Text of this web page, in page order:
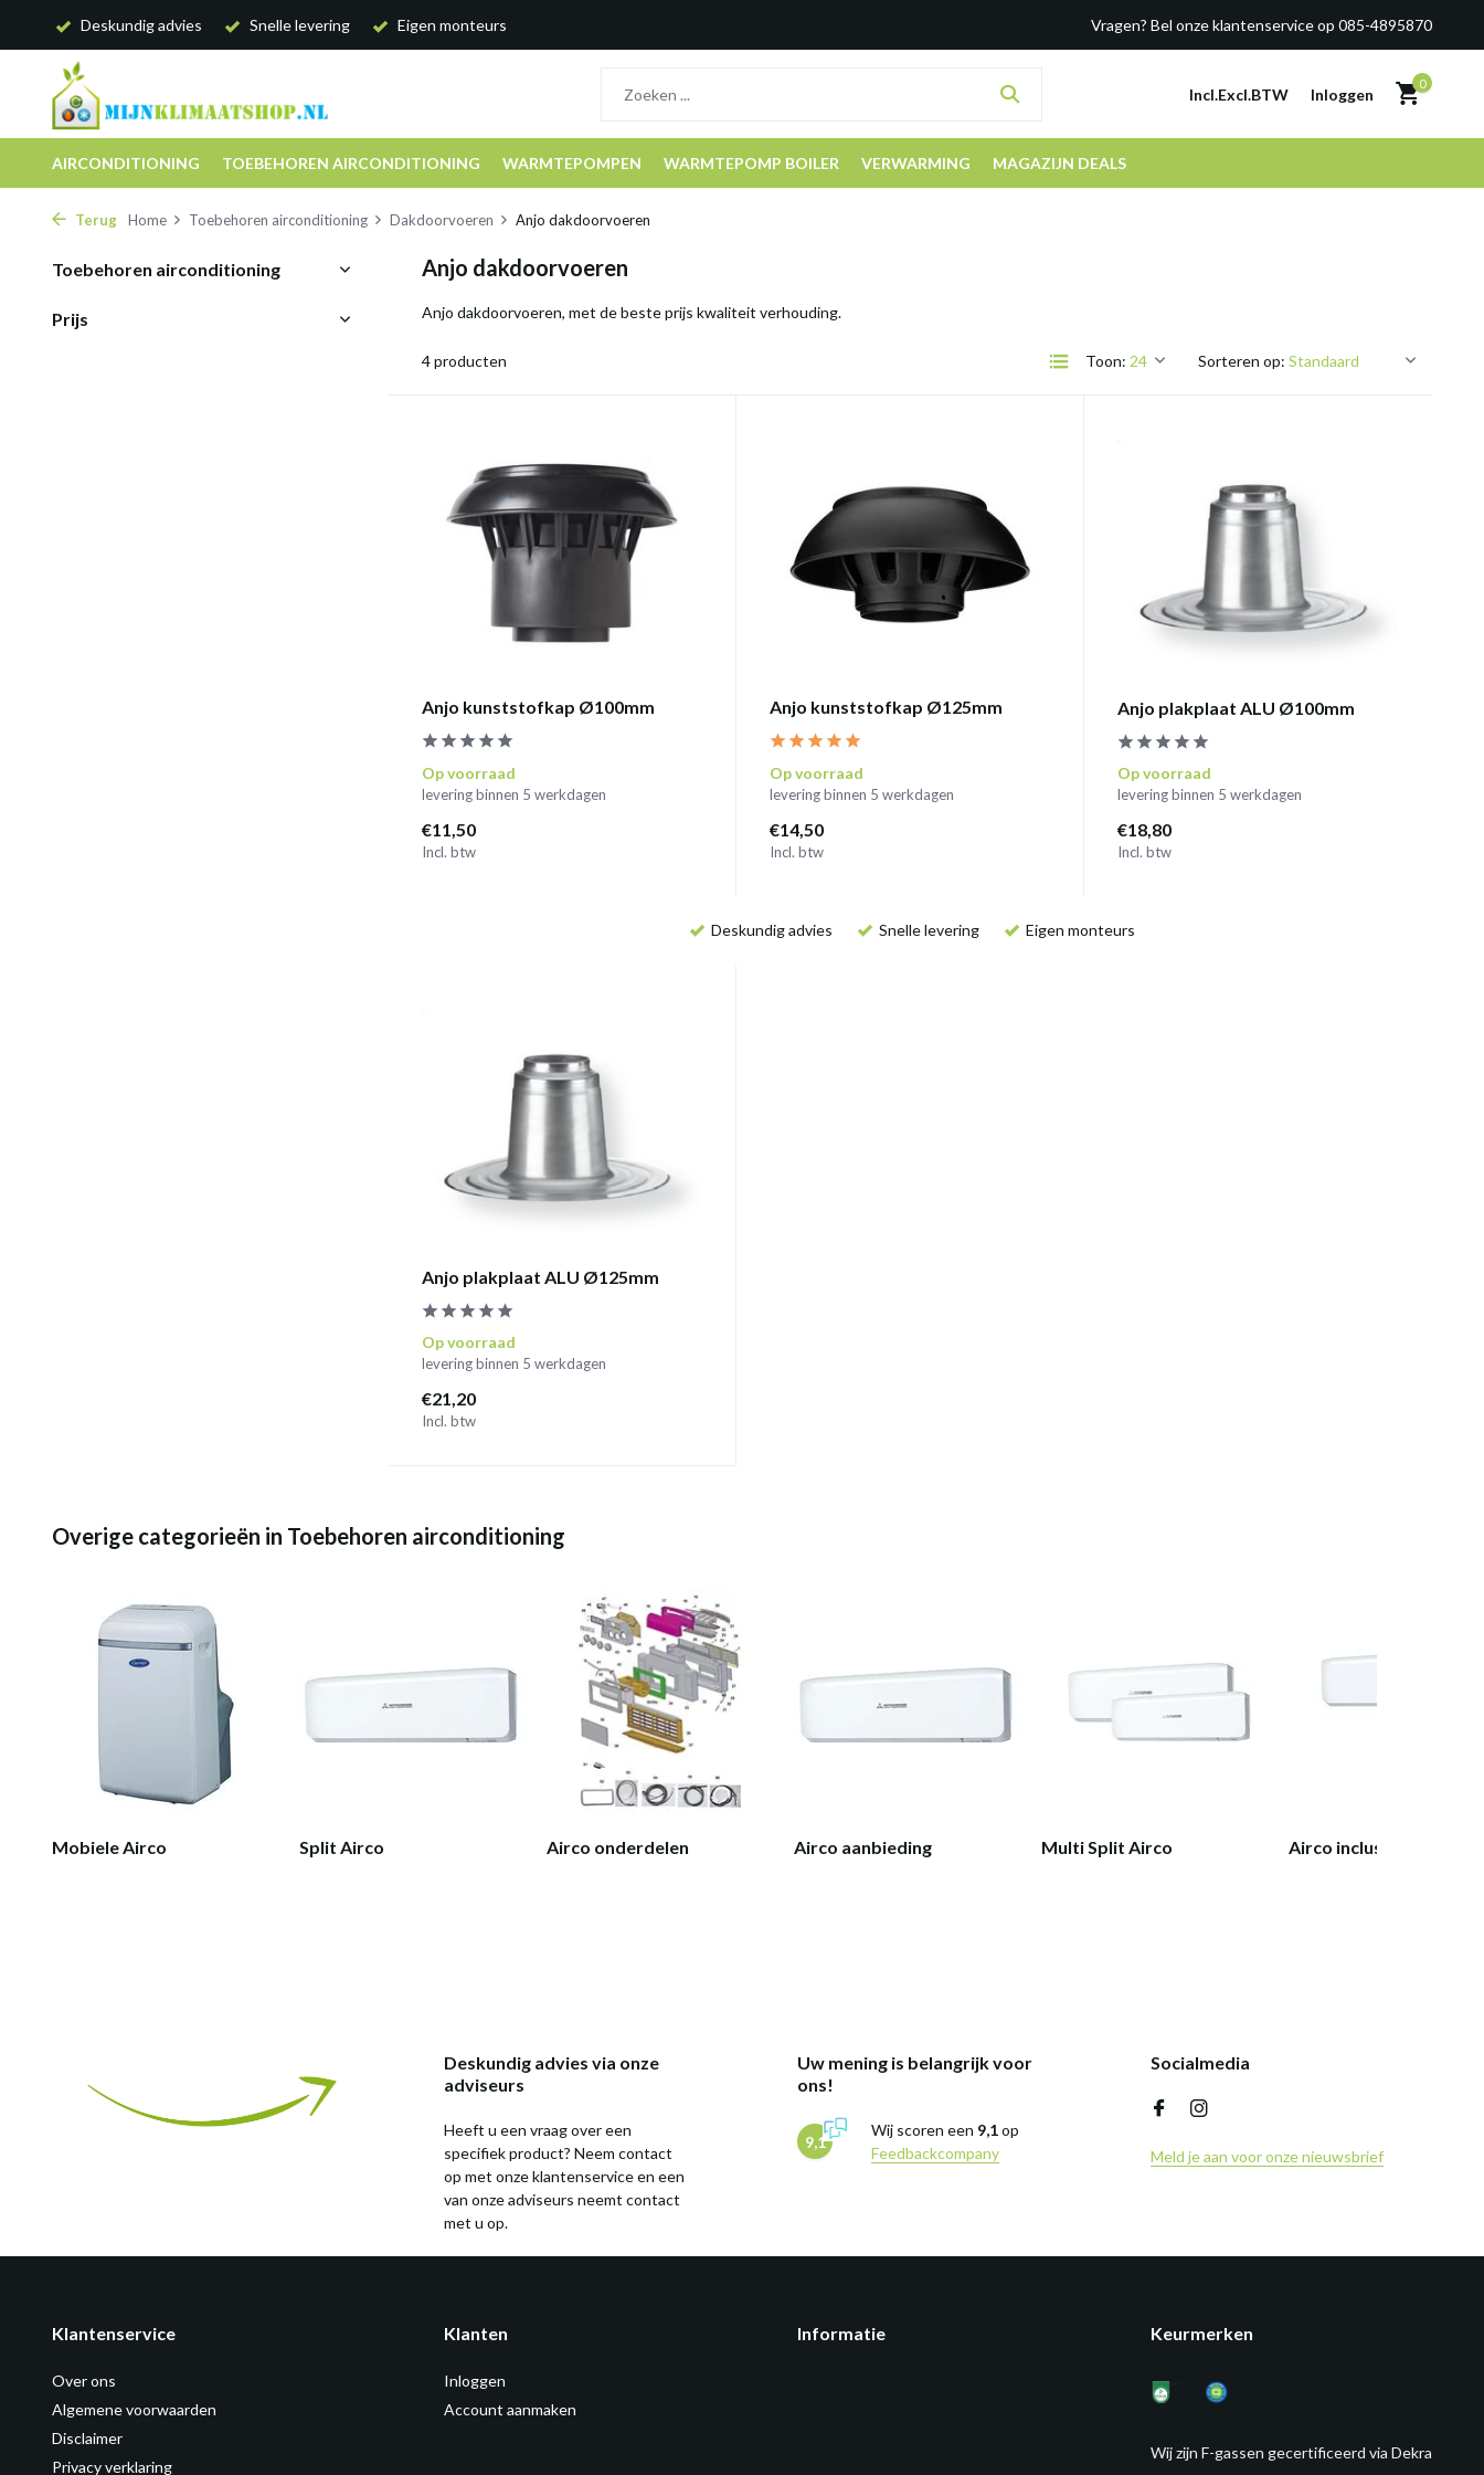
Deskundig advies Snelle levering Eigen monteurs Vragen? Bel onze klantenservice op 085-4895870
Incl.Excl.BTW Inloggen
0
AIRCONDITIONING TOEBEHOREN AIRCONDITIONING WARMTEPOMPEN WARMTEPOMP BOILER VERWARMING MAGAZIJN DEALS
Terug Home Toebehoren airconditioning Dakdoorvoeren Anjo dakdoorvoeren
Toebehoren airconditioning
Prijs
Anjo dakdoorvoeren
Anjo dakdoorvoeren, met de beste prijs kwaliteit verhouding.
4 producten Toon: Sorteren op:
Anjo kunststofkap Ø100mm
Op voorraad
levering binnen 5 werkdagen
€11,50
Incl. btw
Anjo kunststofkap Ø125mm
Op voorraad
levering binnen 5 werkdagen
€14,50
Incl. btw
Anjo plakplaat ALU Ø100mm
Op voorraad
levering binnen 5 werkdagen
€18,80
Incl. btw
Deskundig advies Snelle levering Eigen monteurs
Anjo plakplaat ALU Ø125mm
Op voorraad
levering binnen 5 werkdagen
€21,20
Incl. btw
Overige categorieën in Toebehoren airconditioning
Mobiele Airco Split Airco Airco onderdelen Airco aanbieding Multi Split Airco Airco inclusief montage
Deskundig advies via onze
adviseurs
Heeft u een vraag over een
specifiek product? Neem contact
op met onze klantenservice en een
van onze adviseurs neemt contact
met u op.
Uw mening is belangrijk voor
ons!
9,1
Wij scoren een 9,1op
Feedbackcompany
Socialmedia
Meld je aan voor onze nieuwsbrief
Klantenservice
Over ons
Algemene voorwaarden
Disclaimer
Privacy verklaring
Klanten
Inloggen
Account aanmaken
Informatie Keurmerken
Wij zijn F-gassen gecertificeerd via Dekra